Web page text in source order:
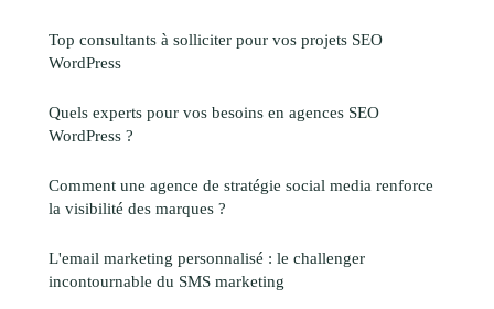
Top consultants à solliciter pour vos projets SEO
WordPress
Quels experts pour vos besoins en agences SEO
WordPress ?
Comment une agence de stratégie social media renforce
la visibilité des marques ?
L'email marketing personnalisé : le challenger
incontournable du SMS marketing